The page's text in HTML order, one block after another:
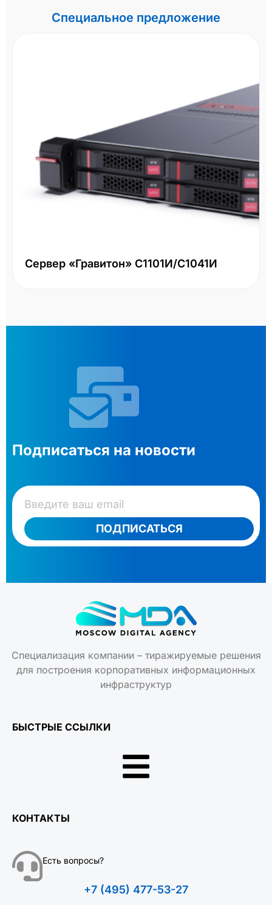
Специальное предложение
Сервер «Гравитон» С1101И/С1041И
Подписаться на новости
ПОДПИСАТЬСЯ
Специализация компании – тиражируемые решения
для построения корпоративных информационных
инфраструктур
БЫСТРЫЕ ССЫЛКИ
КОНТАКТЫ
Есть вопросы?
+7 (495) 477-53-27